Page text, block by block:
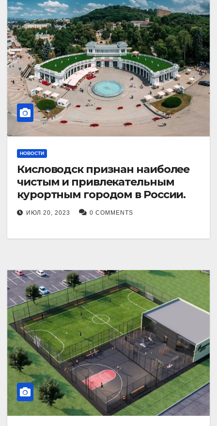
НОВОСТИ
Кисловодск признан наиболее
чистым и привлекательным
курортным городом в России.
ИЮЛ 20, 2023 0 COMMENTS